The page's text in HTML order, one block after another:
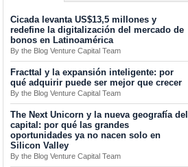
Cicada levanta US$13,5 millones y
redefine la digitalización del mercado de
bonos en Latinoamérica
By the Blog Venture Capital Team
Fracttal y la expansión inteligente: por
qué adquirir puede ser mejor que crecer
By the Blog Venture Capital Team
The Next Unicorn y la nueva geografía del
capital: por qué las grandes
oportunidades ya no nacen solo en
Silicon Valley
By the Blog Venture Capital Team